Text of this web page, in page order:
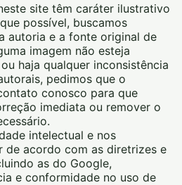
site têm caráter ilustrativo
possível, buscamos
autoria e a fonte original de
imagem não esteja
haja qualquer inconsistência
pedimos que o
conosco para que
imediata ou remover o
intelectual e nos
de acordo com as diretrizes e
as do Google,
e conformidade no uso de